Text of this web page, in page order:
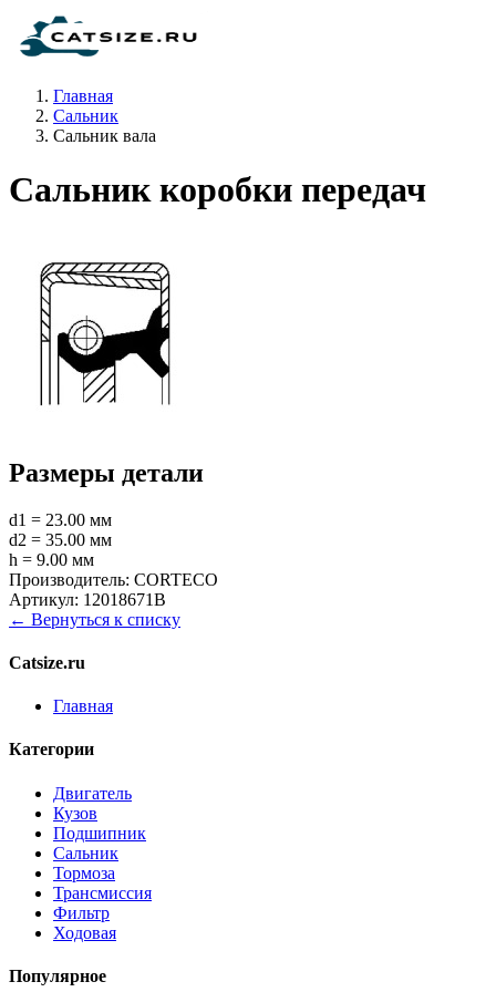
Главная
Сальник
Сальник вала
Сальник коробки передач
Размеры детали
d1 = 23.00 мм
d2 = 35.00 мм
h = 9.00 мм
Производитель: CORTECO
Артикул: 12018671B
← Вернуться к списку
Catsize.ru
Главная
Категории
Двигатель
Кузов
Подшипник
Сальник
Тормоза
Трансмиссия
Фильтр
Ходовая
Популярное